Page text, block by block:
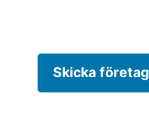
Skicka